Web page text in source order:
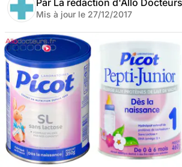
Mis à jour le 27/12/2017